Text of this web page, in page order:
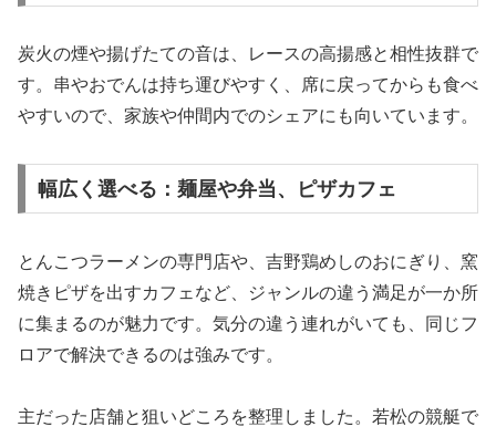
炭火の煙や揚げたての音は、レースの高揚感と相性抜群で
す。串やおでんは持ち運びやすく、席に戻ってからも食べ
やすいので、家族や仲間内でのシェアにも向いています。
幅広く選べる：麺屋や弁当、ピザカフェ
とんこつラーメンの専門店や、吉野鶏めしのおにぎり、窯
焼きピザを出すカフェなど、ジャンルの違う満足が一か所
に集まるのが魅力です。気分の違う連れがいても、同じフ
ロアで解決できるのは強みです。
主だった店舗と狙いどころを整理しました。若松の競艇で